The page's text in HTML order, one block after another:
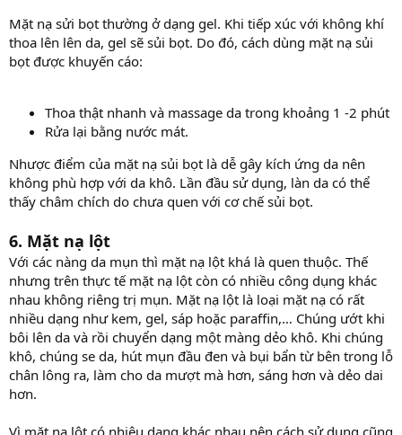
Mặt nạ sửi bọt thường ở dạng gel. Khi tiếp xúc với không khí
thoa lên lên da, gel sẽ sủi bọt. Do đó, cách dùng mặt nạ sủi
bọt được khuyến cáo:
Thoa thật nhanh và massage da trong khoảng 1 -2 phút
Rửa lại bằng nước mát.
Nhược điểm của mặt nạ sủi bọt là dễ gây kích ứng da nên
không phù hợp với da khô. Lần đầu sử dụng, làn da có thể
thấy châm chích do chưa quen với cơ chế sủi bọt.
6. Mặt nạ lột
Với các nàng da mụn thì mặt nạ lột khá là quen thuộc. Thế
nhưng trên thực tế mặt nạ lột còn có nhiều công dụng khác
nhau không riêng trị mụn. Mặt nạ lột là loại mặt nạ có rất
nhiều dạng như kem, gel, sáp hoặc paraffin,… Chúng ướt khi
bôi lên da và rồi chuyển dạng một màng dẻo khô. Khi chúng
khô, chúng se da, hút mụn đầu đen và bụi bẩn từ bên trong lỗ
chân lông ra, làm cho da mượt mà hơn, sáng hơn và dẻo dai
hơn.
Vì mặt nạ lột có nhiêu dạng khác nhau nên cách sử dụng cũng